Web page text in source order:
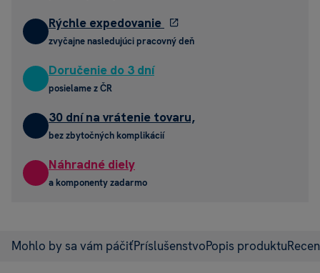
Rýchle expedovanie
zvyčajne nasledujúci pracovný deň
Doručenie do 3 dní
posielame z ČR
30 dní na vrátenie tovaru,
bez zbytočných komplikácií
Náhradné diely
a komponenty zadarmo
Mohlo by sa vám páčiťPríslušenstvoPopis produktu